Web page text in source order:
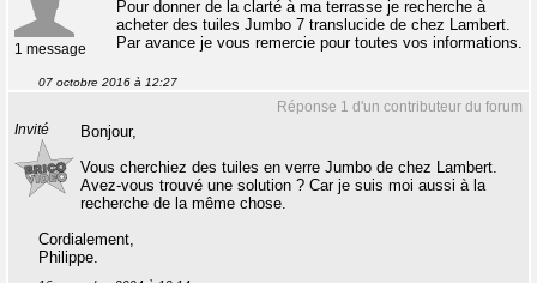
1 message
Pour donner de la clarté à ma terrasse je recherche à
acheter des tuiles Jumbo 7 translucide de chez Lambert.
Par avance je vous remercie pour toutes vos informations.
07 octobre 2016 à 12:27
Réponse 1 d'un contributeur du forum
Invité
Bonjour,
Vous cherchiez des tuiles en verre Jumbo de chez Lambert.
Avez-vous trouvé une solution ? Car je suis moi aussi à la
recherche de la même chose.
Cordialement,
Philippe.